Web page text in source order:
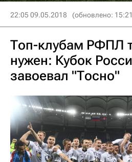
22:05 09.05.2018 (обновлено:
Топ-клубам РФПЛ
нужен: Кубок
завоевал "Тосно"